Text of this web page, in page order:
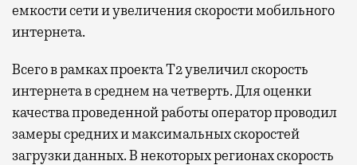
емкости сети и увеличения скорости мобильного
интернета.
Всего в рамках проекта Т2 увеличил скорость
интернета в среднем на четверть. Для оценки
качества проведенной работы оператор проводил
замеры средних и максимальных скоростей
загрузки данных. В некоторых регионах скорость